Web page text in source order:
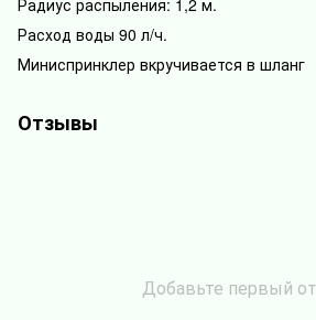
Расход воды 90 л/ч.
Миниспринклер вкручивается в шланг
Отзывы
Добавьте первый